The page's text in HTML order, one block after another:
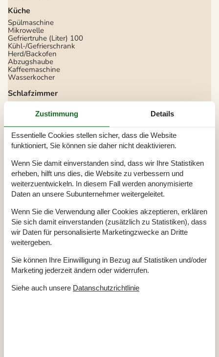
Küche
Spülmaschine
Mikrowelle
Gefriertruhe (Liter) 100
Kühl-/Gefrierschrank
Herd/Backofen
Abzugshaube
Kaffeemaschine
Wasserkocher
Schlafzimmer
Doppelbetten 2
Stockbetten 1
Hausdaten
Grundstücksgröße 1200
Hausareal 99
Entfernung Strand 300 m
Abstand Einkauf 3 km
Entfernung Restaurant 3 km
Renoviert
Renovierungsjahr 2023
Anzahl der Erwachsenen 8
Aktivitäten im Freien
Gartenmöbel
Kühl grillen
Liegestühle 2
Zustimmung Details
Essentielle Cookies stellen sicher, dass die Website
funktioniert, Sie können sie daher nicht deaktivieren.
Wenn Sie damit einverstanden sind, dass wir Ihre Statistiken
erheben, hilft uns dies, die Website zu verbessern und
weiterzuentwickeln. In diesem Fall werden anonymisierte
Daten an unsere Subunternehmer weitergeleitet.
Wenn Sie die Verwendung aller Cookies akzeptieren, erklären
Sie sich damit einverstanden (zusätzlich zu Statistiken), dass
wir Daten für personalisierte Marketingzwecke an Dritte
weitergeben.
Sie können Ihre Einwilligung in Bezug auf Statistiken und/oder
Marketing jederzeit ändern oder widerrufen.
Siehe auch unsere Datanschutzrichtlinie